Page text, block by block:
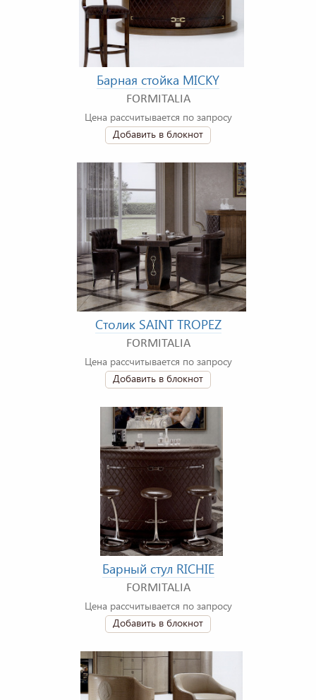
Барная стойка MICKY
FORMITALIA
Цена рассчитывается по запросу
Добавить в блокнот
Столик SAINT TROPEZ
FORMITALIA
Цена рассчитывается по запросу
Добавить в блокнот
Барный стул RICHIE
FORMITALIA
Цена рассчитывается по запросу
Добавить в блокнот